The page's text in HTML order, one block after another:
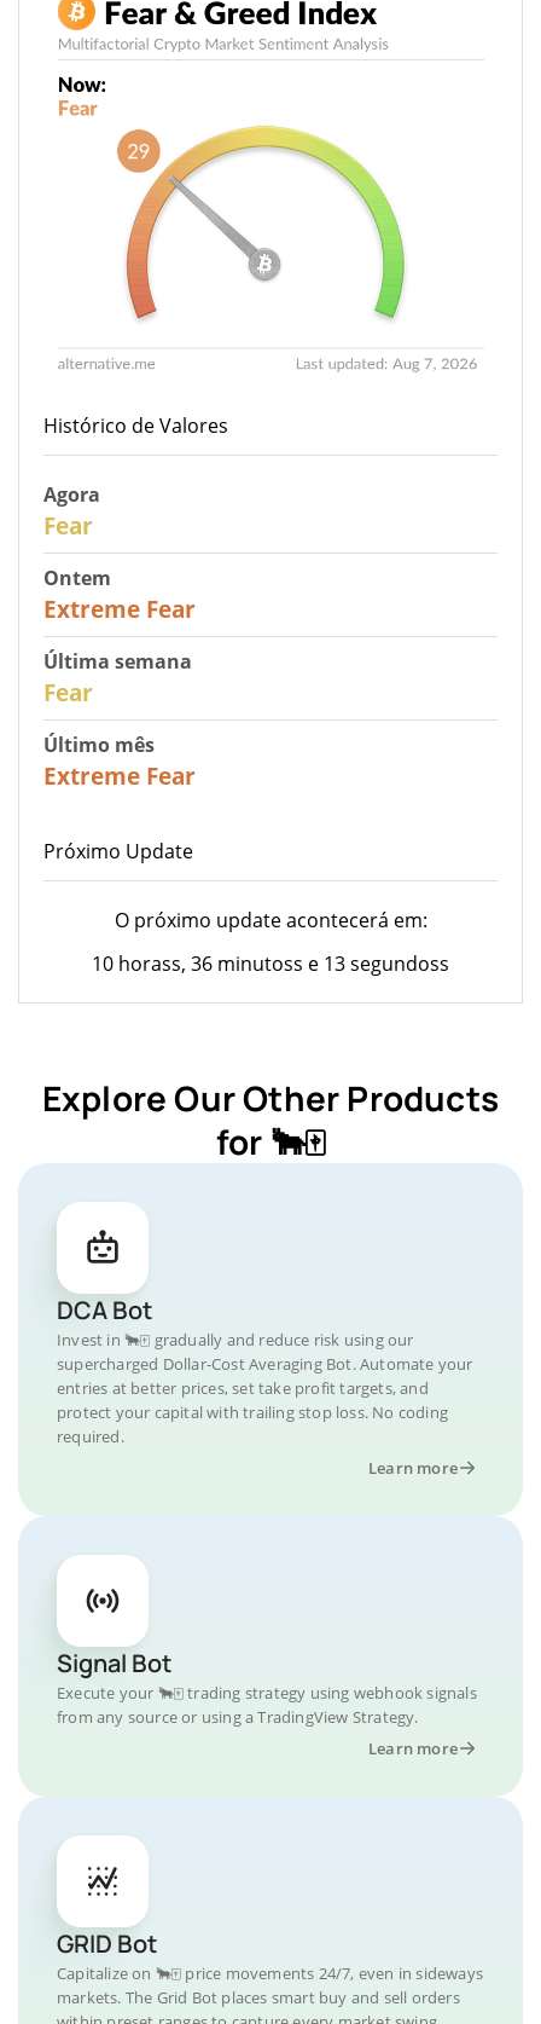
Histórico de Valores
Agora
Fear
Ontem
Extreme Fear
Última semana
Fear
Último mês
Extreme Fear
Próximo Update
O próximo update acontecerá em:
10 horass, 36 minutoss e 13 segundoss
Explore Our Other Products
for 🐂🀄️
DCA Bot
Invest in 🐂🀄️ gradually and reduce risk using our
supercharged Dollar-Cost Averaging Bot. Automate your
entries at better prices, set take profit targets, and
protect your capital with trailing stop loss. No coding
required.
Learn more
Signal Bot
Execute your 🐂🀄️ trading strategy using webhook signals
from any source or using a TradingView Strategy.
Learn more
GRID Bot
Capitalize on 🐂🀄️ price movements 24/7, even in sideways
markets. The Grid Bot places smart buy and sell orders